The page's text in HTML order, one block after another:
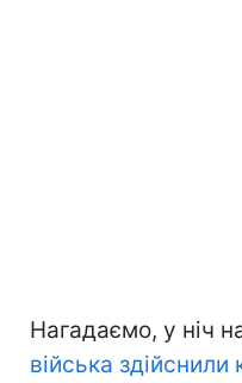
Нагадаємо, у ніч
війська